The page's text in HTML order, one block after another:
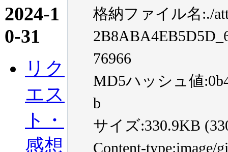
2024-1
0-31
リク
エス
ト・
感想
格納ファイル名:./
76966
MD5ハッシュ値
b
サイズ:330.9KB
Content-type:image/